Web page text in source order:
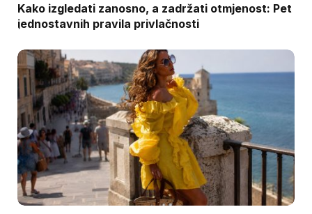
Kako izgledati zanosno, a zadržati otmjenost: Pet
jednostavnih pravila privlačnosti